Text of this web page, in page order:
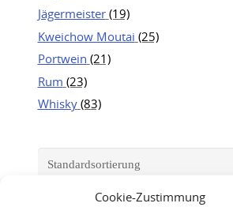
Cookie-Zustimmung
Jägermeister (19)
Kweichow Moutai (25)
Portwein (21)
Rum (23)
Whisky (83)